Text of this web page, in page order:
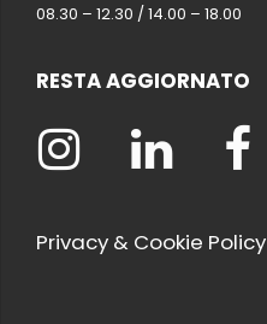
08.30 – 12.30 / 14.00 – 18.00
RESTA AGGIORNATO
Privacy & Cookie Policy